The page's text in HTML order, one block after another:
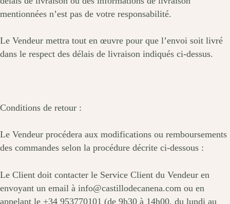
mentionnées n’est pas de votre responsabilité.
Le Vendeur mettra tout en œuvre pour que l’envoi soit livré
dans le respect des délais de livraison indiqués ci-dessus.
Conditions de retour :
Le Vendeur procédera aux modifications ou remboursements
des commandes selon la procédure décrite ci-dessous :
Le Client doit contacter le Service Client du Vendeur en
envoyant un email à info@castillodecanena.com ou en
appelant le +34 953770101 (de 9h30 à 14h00, du lundi au